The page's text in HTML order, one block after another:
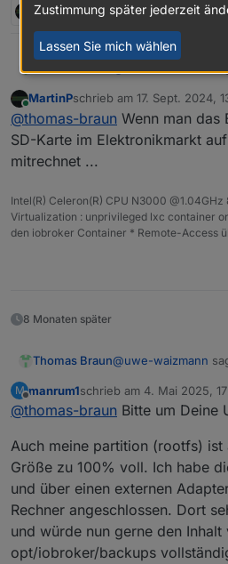
M 2 Antworten
Die
mehr Arbeit
Warum das? Die
Online
MartinPschrieb am 17. Sept. 2024,
zuletzt editiert von
@thomas-braun Wenn man das
SD-Karte im Elektronikmarkt
mitrechnet ...
Intel(R) Celeron(R) CPU N3000
Virtualization : unprivileged lxc container
den iobroker Container * Remote-Access
8 Monaten später
Thomas Braun@uwe-waizmann
Die
Warum das? Die
wenigen Schritten
von der Hand.
M
Offline
manrum1schrieb am 4. Mai 2025,
zuletzt editiert von
@thomas-braun Bitte um Deine
Auch meine partition (rootfs)
Größe zu 100% voll. Ich habe
und über einen externen
Rechner angeschlossen. Dort
und würde nun gerne den Inhalt
opt/iobroker/backups
Zustimmung später jederzeit
Lassen Sie mich wählen